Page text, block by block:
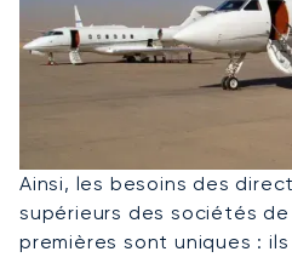
Ainsi, les besoins des
supérieurs des sociétés
premières sont uniques : ils